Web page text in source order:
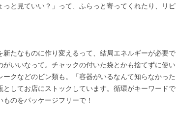
と見ていい？」って、ふらっと寄ってくれたり、リピ
たなものに作り変えるって、結局エネルギーが必要で
いいなって。チャックの付いた袋とかも捨てずに使い
クなどのビン類も。「容器がいるなんて知らなかった
してお店にストックしています。循環がキーワードで
のをパッケージフリーで！